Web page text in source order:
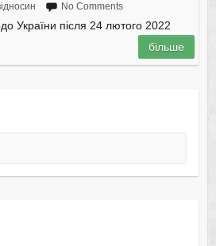
No Comments
України після 24 лютого 2022
більше